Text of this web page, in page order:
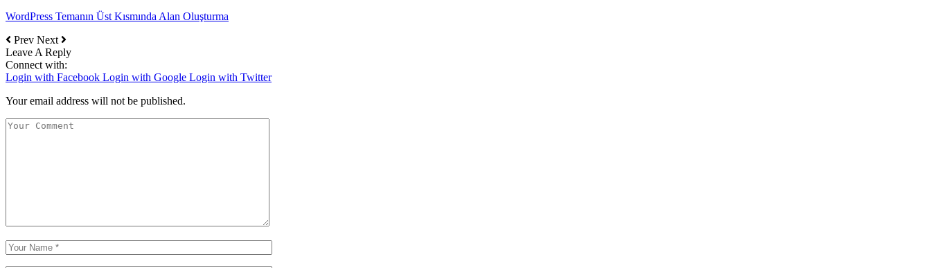
WordPress Temanın Üst Kısmında Alan Oluşturma
Prev Next
Leave A Reply
Connect with:
Login with Facebook Login with Google Login with Twitter
Your email address will not be published.